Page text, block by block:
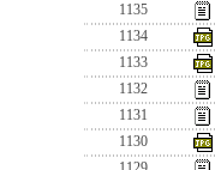
1135
1134
1133
1132
1131
1130